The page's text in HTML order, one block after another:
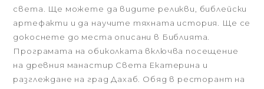
света. Ще можете да видите реликви, библейски
артефакти и да научите тяхната история. Ще се
докоснете до места описани в Библията.
Програмата на обиколката включва посещение
на древния манастир Света Екатерина и
разглеждане на град Дахаб. Обяд в ресторант на